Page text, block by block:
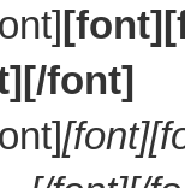
font]